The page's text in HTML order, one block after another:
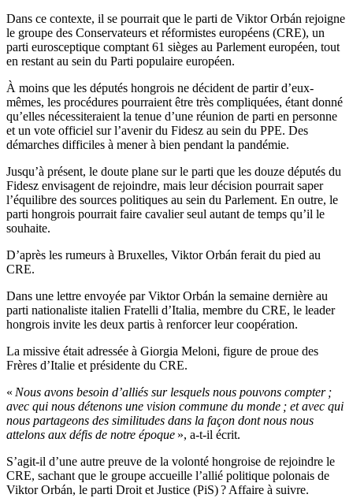
Dans ce contexte, il se pourrait que le parti de Viktor Orbán rejoigne
le groupe des Conservateurs et réformistes européens (CRE), un
parti eurosceptique comptant 61 sièges au Parlement européen, tout
en restant au sein du Parti populaire européen.
À moins que les députés hongrois ne décident de partir d’eux-
mêmes, les procédures pourraient être très compliquées, étant donné
qu’elles nécessiteraient la tenue d’une réunion de parti en personne
et un vote officiel sur l’avenir du Fidesz au sein du PPE. Des
démarches difficiles à mener à bien pendant la pandémie.
Jusqu’à présent, le doute plane sur le parti que les douze députés du
Fidesz envisagent de rejoindre, mais leur décision pourrait saper
l’équilibre des sources politiques au sein du Parlement. En outre, le
parti hongrois pourrait faire cavalier seul autant de temps qu’il le
souhaite.
D’après les rumeurs à Bruxelles, Viktor Orbán ferait du pied au
CRE.
Dans une lettre envoyée par Viktor Orbán la semaine dernière au
parti nationaliste italien Fratelli d’Italia, membre du CRE, le leader
hongrois invite les deux partis à renforcer leur coopération.
La missive était adressée à Giorgia Meloni, figure de proue des
Frères d’Italie et présidente du CRE.
« Nous avons besoin d’alliés sur lesquels nous pouvons compter ;
avec qui nous détenons une vision commune du monde ; et avec qui
nous partageons des similitudes dans la façon dont nous nous
attelons aux défis de notre époque », a-t-il écrit.
S’agit-il d’une autre preuve de la volonté hongroise de rejoindre le
CRE, sachant que le groupe accueille l’allié politique polonais de
Viktor Orbán, le parti Droit et Justice (PiS) ? Affaire à suivre.